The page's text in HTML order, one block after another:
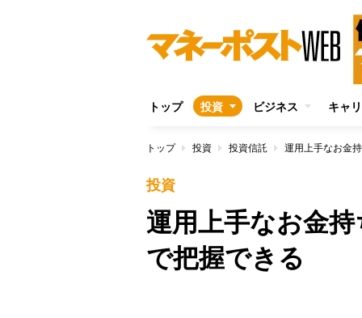
トップ 投資 ビジネス キャ
トップ 投資 投資信託 運用上手なお金
投資
運用上手なお金
で把握できる